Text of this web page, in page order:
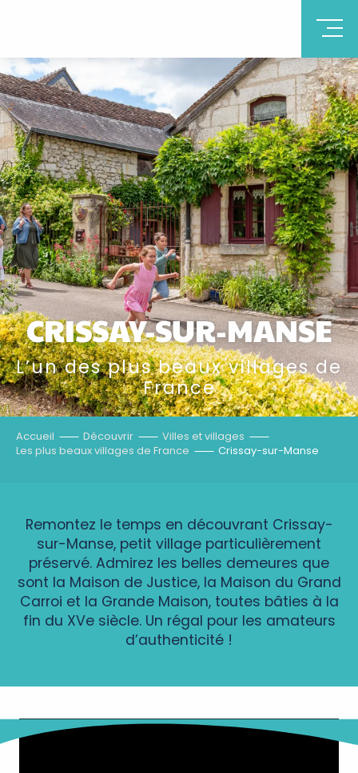
CRISSAY-SUR-MANSE
L’un des plus beaux villages de
France
Accueil Découvrir
Villes et villages
Les plus beaux villages de France
Crissay-sur-Manse
Remontez le temps en découvrant Crissay-
sur-Manse, petit village particulièrement
préservé. Admirez les belles demeures que
sont la Maison de Justice, la Maison du Grand
Carroi et la Grande Maison, toutes bâties à la
fin du XVe siècle. Un régal pour les amateurs
d’authenticité !